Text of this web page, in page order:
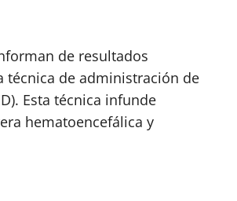
de resultados
técnica de administración de
Esta técnica infunde
hematoencefálica y